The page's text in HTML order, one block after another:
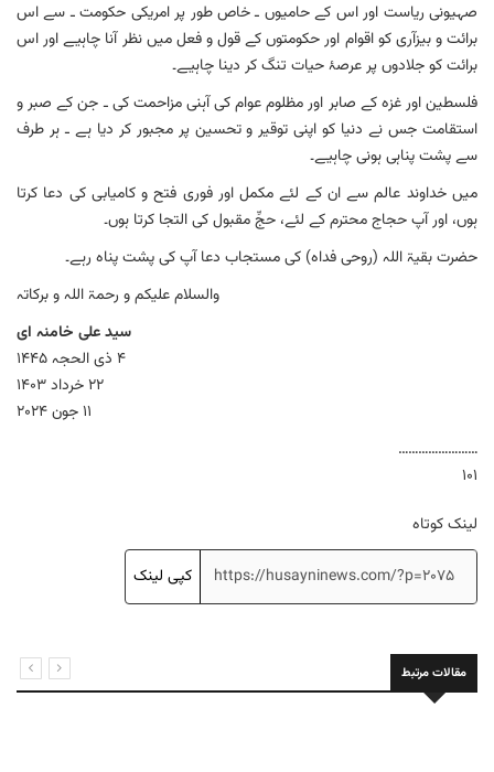
صہیونی ریاست اور اس کے حامیوں ـ خاص طور پر امریکی حکومت ـ سے اس
برائت و بیزآری کو اقوام اور حکومتوں کے قول و فعل میں نظر آنا چاہیے اور اس
برائت کو جلادوں پر عرصۂ حیات تنگ کر دینا چاہیے۔
فلسطین اور غزہ کے صابر اور مظلوم عوام کی آہنی مزاحمت کی ـ جن کے صبر و
استقامت جس نے دنیا کو اپنی توقیر و تحسین پر مجبور کر دیا ہے ـ ہر طرف
سے پشت پناہی ہونی چاہیے۔
میں خداوند عالم سے ان کے لئے مکمل اور فوری فتح و کامیابی کی دعا کرتا
ہوں، اور آپ حجاج محترم کے لئے، حجِّ مقبول کی التجا کرتا ہوں۔
حضرت بقیۃ اللہ (روحی فداہ) کی مستجاب دعا آپ کی پشت پناہ رہے۔
والسلام علیکم و رحمۃ اللہ و برکاتہ
سید علی خامنہ ای
۴ ذی الحجہ ۱۴۴۵
۲۲ خرداد ۱۴۰۳
۱۱ جون ۲۰۲۴
……………………
۱۰۱
لینک کوتاه
کپی لینک
مقالات مرتبط